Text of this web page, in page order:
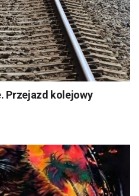
Przejazd kolejowy